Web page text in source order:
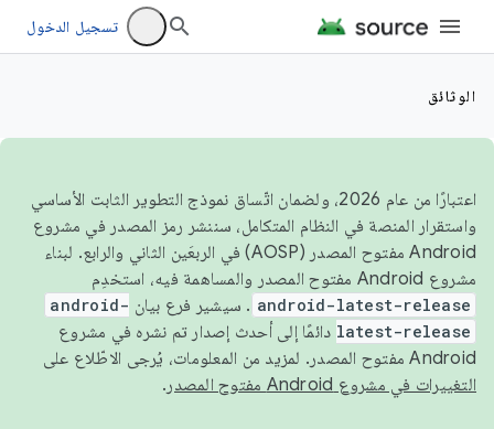
تسجيل الدخول
الوثائق
اعتبارًا من عام 2026، ولضمان اتّساق نموذج التطوير الثابت الأساسي
واستقرار المنصة في النظام المتكامل، سننشر رمز المصدر في مشروع
Android مفتوح المصدر (AOSP) في الربعَين الثاني والرابع. لبناء
مشروع Android مفتوح المصدر والمساهمة فيه، استخدِم
android-latest-release . سيشير فرع بيان android-
latest-release دائمًا إلى أحدث إصدار تم نشره في مشروع
Android مفتوح المصدر. لمزيد من المعلومات، يُرجى الاطّلاع على
التغييرات في مشروع Android مفتوح المصدر
.